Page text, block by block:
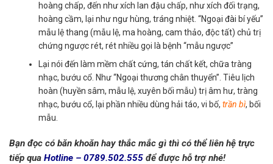
hoàng chấp, đến như xích lan đậu chấp, như xích đối trạng,
hoàng cầm, lại như ngư hùng, tráng nhiệt. “Ngoại đài bí yếu”
mẫu lệ thang (mẫu lệ, ma hoàng, cam thảo, độc tất) chủ trị
chứng ngược rét, rét nhiều gọi là bệnh “mẫu ngược”
Lại nói đến làm mềm chất cứng, tán chất kết, chữa tràng
nhạc, bướu cổ. Như “Ngoại thương chân thuyển”. Tiêu lịch
hoàn (huyền sâm, mẫu lệ, xuyên bối mẫu) trị âm hư, tràng
nhạc, bướu cổ, lại phần nhiều dùng hải táo, vi bố,trần bì, bối
mẫu.
Bạn đọc có băn khoăn hay thắc mắc gì thì có thể liên hệ trực
tiếp qua Hotline – 0789.502.555 để được hỗ trợ nhé!